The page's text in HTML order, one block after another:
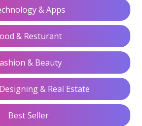
& Apps
& Resturant
& Beauty
& Real Estate
Best Seller